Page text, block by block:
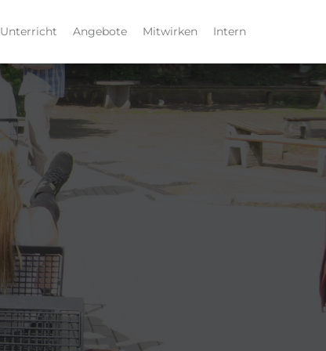
Unterricht Angebote Mitwirken Intern